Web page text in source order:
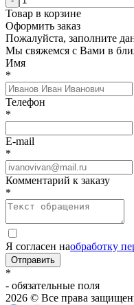
Товар в корзине
Оформить заказ
Пожалуйста, заполните
Мы свяжемся с Вами в
Имя
*
Телефон
*
E-mail
*
Комментарий к заказу
*
Я согласен наобработку
Отправить
*
- обязательные поля
2026 © Все права